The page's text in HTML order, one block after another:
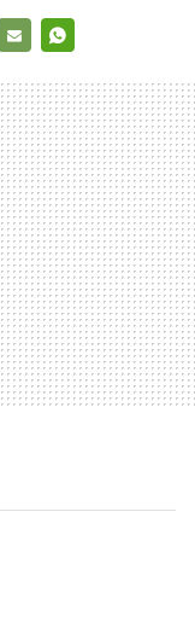
MAIL